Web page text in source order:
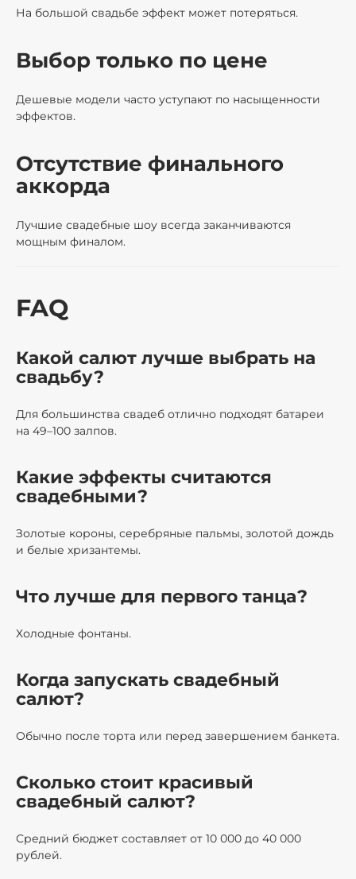
На большой свадьбе эффект может потеряться.
Выбор только по цене
Дешевые модели часто уступают по насыщенности
эффектов.
Отсутствие финального
аккорда
Лучшие свадебные шоу всегда заканчиваются
мощным финалом.
FAQ
Какой салют лучше выбрать на
свадьбу?
Для большинства свадеб отлично подходят батареи
на 49–100 залпов.
Какие эффекты считаются
свадебными?
Золотые короны, серебряные пальмы, золотой дождь
и белые хризантемы.
Что лучше для первого танца?
Холодные фонтаны.
Когда запускать свадебный
салют?
Обычно после торта или перед завершением банкета.
Сколько стоит красивый
свадебный салют?
Средний бюджет составляет от 10 000 до 40 000
рублей.